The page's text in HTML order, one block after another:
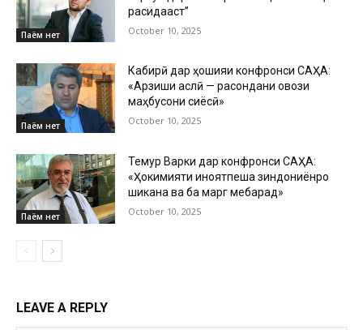
Паём нет
расидааст”
October 10, 2025
Паём нет
Кабирӣ дар ҳошияи конфронси САҲА:
«Арзиши аслӣ — расондани овози
маҳбусони сиёсӣ»
October 10, 2025
Паём нет
Темур Варки дар конфронси САҲА:
«Ҳокимияти ҷиноятпеша зиндониёнро
шиканҷа ва ба марг мебарад»
October 10, 2025
LEAVE A REPLY